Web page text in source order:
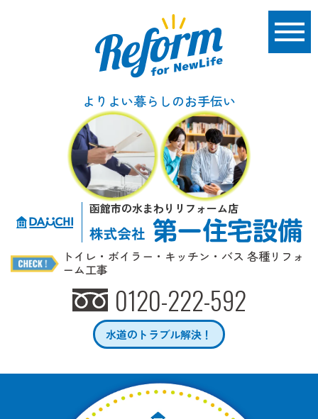
よりよい暮らしのお手伝い
函館市の水まわりリフォーム店
トイレ・ボイラー・キッチン・バス 各種リフォ
ーム工事
0120-222-592
水道のトラブル解決！